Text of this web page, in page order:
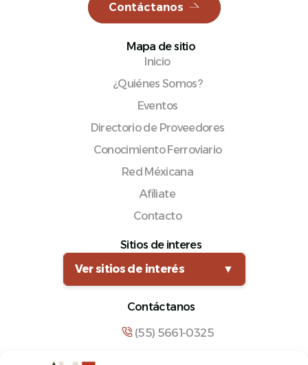
Contáctanos
Mapa de sitio
Inicio
¿Quiénes Somos?
Eventos
Directorio de Proveedores
Conocimiento Ferroviario
Red Méxicana
Afíliate
Contacto
Sitios de interes
Ver sitios de interés
▼
Contáctanos
(55) 5661-0325